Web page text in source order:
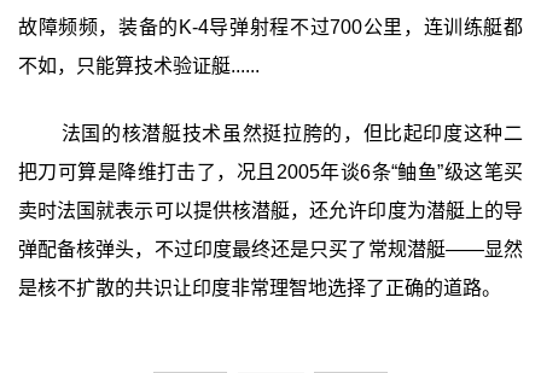
故障频频，装备的K-4导弹射程不过700公里，连训练艇都
不如，只能算技术验证艇......
法国的核潜艇技术虽然挺拉胯的，但比起印度这种二
把刀可算是降维打击了，况且2005年谈6条“鲉鱼”级这笔买
卖时法国就表示可以提供核潜艇，还允许印度为潜艇上的导
弹配备核弹头，不过印度最终还是只买了常规潜艇——显然
是核不扩散的共识让印度非常理智地选择了正确的道路。